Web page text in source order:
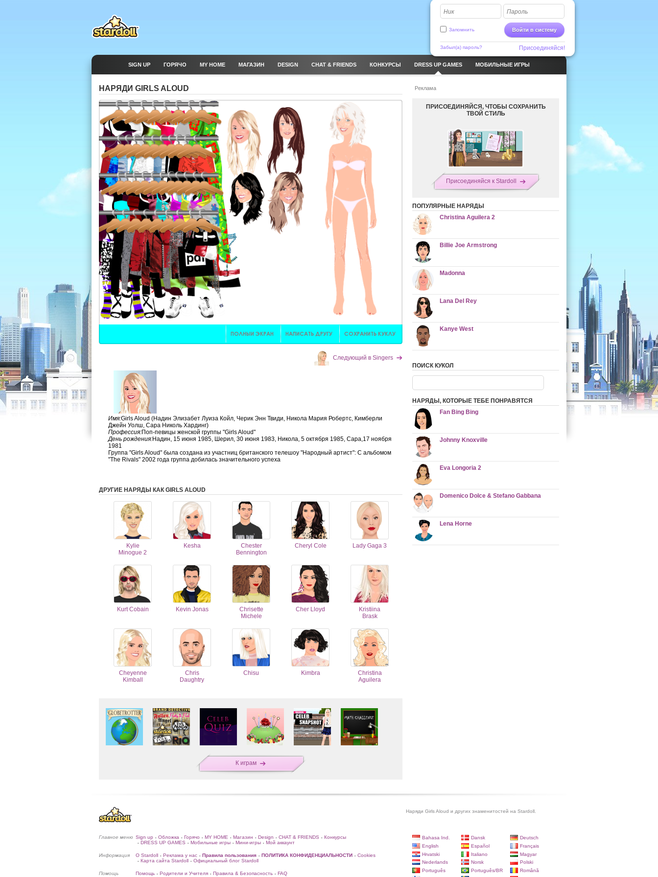
Ник Пароль
Войти в систему
Запомнить
Забыл(а) пароль? Присоединяйся!
SIGN UP ГОРЯЧО MY HOME МАГАЗИН DESIGN CHAT & FRIENDS КОНКУРСЫ DRESS UP GAMES МОБИЛЬНЫЕ ИГРЫ
НАРЯДИ GIRLS ALOUD
Следующий в Singers
Имя:Girls Aloud (Надин Элизабет Луиза Койл, Черик Энн Твиди, Никола Мария Робертс, Кимберли
Джейн Уолш, Сара Николь Хардинг)
Профессия:Поп-певицы женской группы "Girls Aloud"
День рождения:Надин, 15 июня 1985, Шерил, 30 июня 1983, Никола, 5 октября 1985, Сара,17 ноября
1981
Группа "Girls Aloud" была создана из участниц британского телешоу "Народный артист": С альбомом
"The Rivals" 2002 года группа добилась значительного успеха
ДРУГИЕ НАРЯДЫ КАК GIRLS ALOUD
Kylie
Minogue 2
Kesha
Chester
Bennington
Cheryl Cole Lady Gaga 3
Kurt Cobain Kevin Jonas
Chrisette
Michele
Cher Lloyd
Kristiina
Brask
Cheyenne
Kimball
Chris
Daughtry
Chisu Kimbra
Christina
Aguilera
К играм
Реклама
ПРИСОЕДИНЯЙСЯ, ЧТОБЫ СОХРАНИТЬ
ТВОЙ СТИЛЬ
Присоединяйся к Stardoll
ПОПУЛЯРНЫЕ НАРЯДЫ
Christina Aguilera 2
Billie Joe Armstrong
Madonna
Lana Del Rey
Kanye West
ПОИСК КУКОЛ
НАРЯДЫ, КОТОРЫЕ ТЕБЕ ПОНРАВЯТСЯ
Fan Bing Bing
Johnny Knoxville
Eva Longoria 2
Domenico Dolce & Stefano Gabbana
Lena Horne
Наряди Girls Aloud и других знаменитостей на Stardoll.
Главное меню Sign up • Обложка • Горячо • MY HOME • Магазин • Design • CHAT & FRIENDS • Конкурсы
• DRESS UP GAMES • Мобильные игры • Мини-игры • Мой аккаунт
Информация О Stardoll • Реклама у нас • Правила пользования • ПОЛИТИКА КОНФИДЕНЦИАЛЬНОСТИ • Cookies
• Карта сайта Stardoll • Официальный блог Stardoll
Помощь Помощь • Родители и Учителя • Правила & Безопасность • FAQ
Bahasa Ind. Dansk
Deutsch
English
Español
Français
Hrvatski
Italiano
Magyar
Nederlands
Norsk
Polski
Português
Português/BR
Română